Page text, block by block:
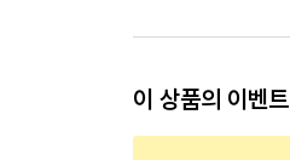
이 상품의 이벤트